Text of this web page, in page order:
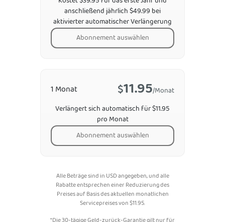
1 Monat $11.95/Monat
Verlängert sich automatisch für $11.95
pro Monat
Abonnement auswählen
anschließend jährlich $49.99 bei
aktivierter automatischer Verlängerung
Abonnement auswählen
Alle Beträge sind in USD angegeben, und alle
Rabatte entsprechen einer Reduzierung des
Preises auf Basis des aktuellen monatlichen
Servicepreises von$11.95.